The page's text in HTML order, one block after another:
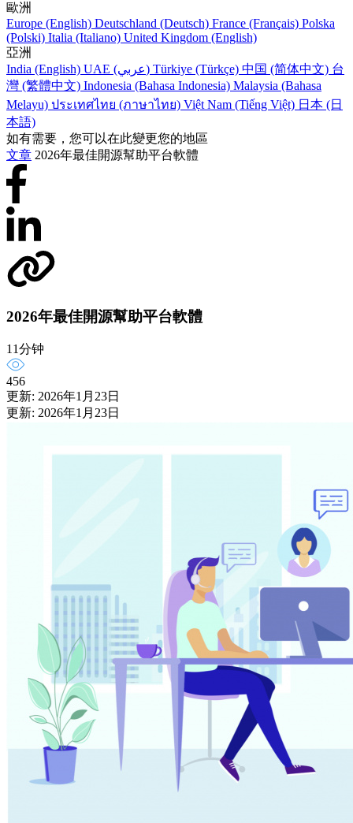
歐洲
Europe (English) Deutschland (Deutsch) France (Français) Polska
(Polski) Italia (Italiano) United Kingdom (English)
亞洲
India (English)
UAE (عربي) Türkiye (Türkçe) 中国 (简体中文) 台
灣 (繁體中文) Indonesia (Bahasa Indonesia) Malaysia (Bahasa
Melayu) ประเทศไทย (ภาษาไทย) Việt Nam (Tiếng Việt) 日本 (日
本語)
如有需要，您可以在此變更您的地區
文章 2026年最佳開源幫助平台軟體
2026年最佳開源幫助平台軟體
11分钟
456
更新: 2026年1月23日
更新: 2026年1月23日